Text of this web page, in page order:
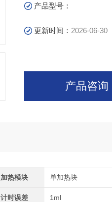
产品型号：
更新时间： 2026-06-30
产品咨询
加热模块 单加热块
计时误差 1ml